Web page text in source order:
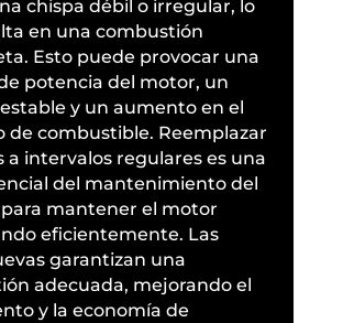
chispa débil o irregular, lo
en una combustión
Esto puede provocar una
potencia del motor, un
y un aumento en el
de combustible. Reemplazar
a intervalos regulares es una
del mantenimiento del
mantener el motor
eficientemente. Las
garantizan una
adecuada, mejorando el
y la economía de